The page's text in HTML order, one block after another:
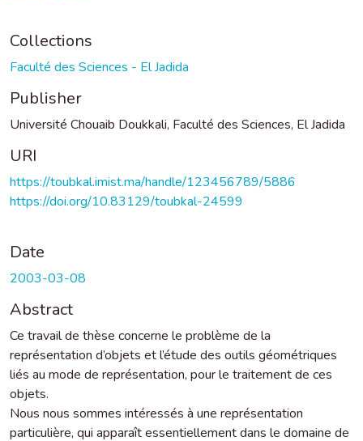
Collections
Faculté des Sciences - El Jadida
Publisher
Université Chouaib Doukkali, Faculté des Sciences, El Jadida
URI
https://toubkal.imist.ma/handle/123456789/5886
https://doi.org/10.83129/toubkal-24599
Date
2003-03-08
Abstract
Ce travail de thèse concerne le problème de la
représentation d’objets et l’étude des outils géométriques
liés au mode de représentation, pour le traitement de ces
objets.
Nous nous sommes intéressés à une représentation
particulière, qui apparaît essentiellement dans le domaine de